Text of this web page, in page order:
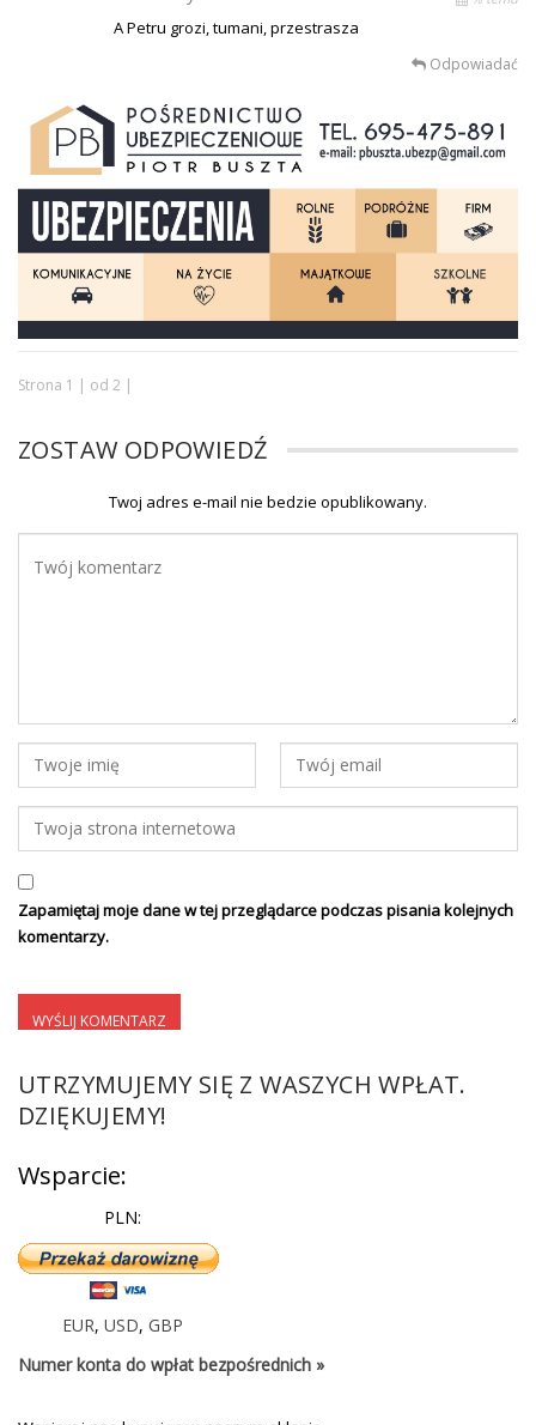
A Petru grozi, tumani, przestrasza
Odpowiadać
Strona 1 | od 2 |
ZOSTAW ODPOWIEDŹ
Twoj adres e-mail nie bedzie opublikowany.
Zapamiętaj moje dane w tej przeglądarce podczas pisania kolejnych
komentarzy.
UTRZYMUJEMY SIĘ Z WASZYCH WPŁAT.
DZIĘKUJEMY!
Wsparcie:
PLN:
EUR, USD, GBP
Numer konta do wpłat bezpośrednich »